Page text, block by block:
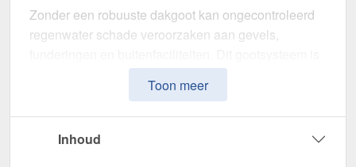
Zonder een robuuste dakgoot kan ongecontroleerd
regenwater schade veroorzaken aan gevels,
speciaal ontwikkeld om eenveilige en duurzame
afwateringsoplossingte bieden. Het maakt indruk
met zijn hoge weerstand, doordachte ontwerp en
eenvoudige installatie.
Toon meer
Inhoud